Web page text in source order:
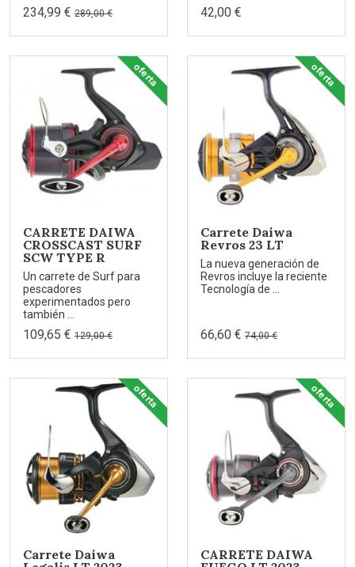
234,99 € 289,00 € 42,00 €
CARRETE DAIWA
CROSSCAST SURF
SCW TYPE R
Un carrete de Surf para
pescadores
experimentados pero
también ...
109,65 € 129,00 €
oferta
Carrete Daiwa
Revros 23 LT
La nueva generación de
Revros incluye la reciente
Tecnología de ...
66,60 € 74,00 €
oferta
Carrete Daiwa
oferta
CARRETE DAIWA
oferta